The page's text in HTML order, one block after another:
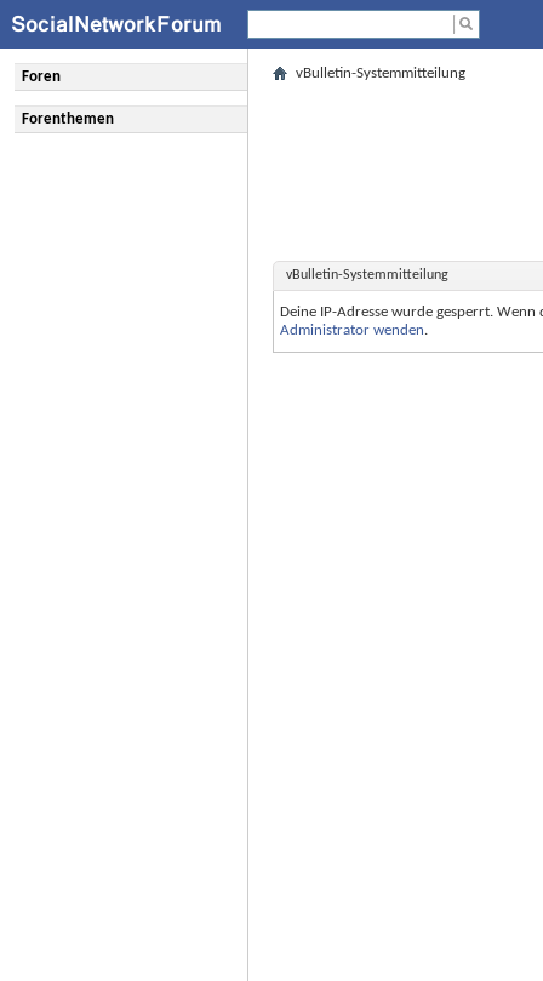
Foren
Forenthemen
vBulletin-Systemmitteilung
vBulletin-Systemmitteilung
Deine IP-Adresse wurde gesperrt.
Administrator wenden.